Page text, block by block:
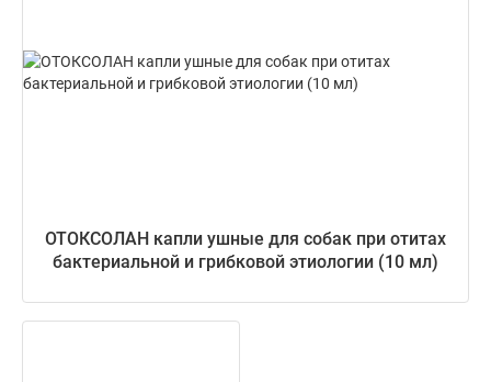
ОТОКСОЛАН капли ушные для собак при отитах
бактериальной и грибковой этиологии (10 мл)